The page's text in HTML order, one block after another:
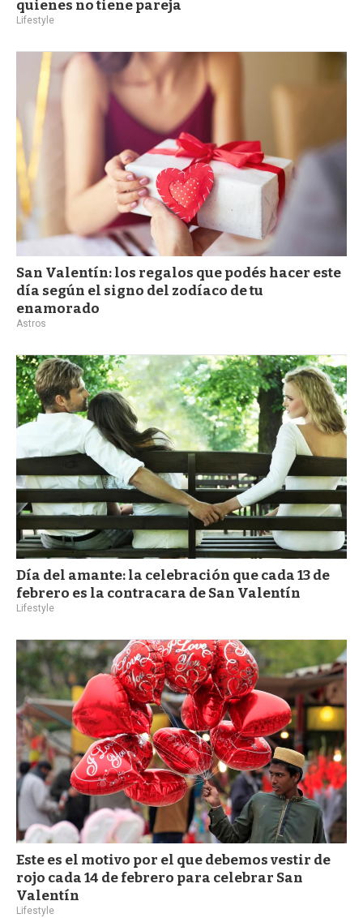
quienes no tiene pareja
Lifestyle
San Valentín: los regalos que podés hacer este
día según el signo del zodíaco de tu
enamorado
Astros
Día del amante: la celebración que cada 13 de
febrero es la contracara de San Valentín
Lifestyle
Este es el motivo por el que debemos vestir de
rojo cada 14 de febrero para celebrar San
Valentín
Lifestyle